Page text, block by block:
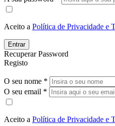
Aceito a Política de Privacidade e
Entrar
Recuperar Password
Registo
O seu nome *
O seu email *
Aceito a Política de Privacidade e